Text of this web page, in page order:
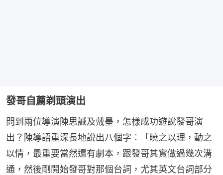
發哥自薦剃頭演出
問到兩位導演陳思誠及戴墨，怎樣成功遊說發哥演
出？陳導語重深長地說出八個字︰「曉之以理，動之
以情，最重要當然還有劇本，跟發哥其實做過幾次溝
通，然後剛開始發哥對那個台詞，尤其英文台詞部分